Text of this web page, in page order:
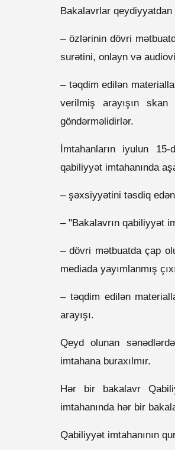
Bakalavrlar
– özlərinin dövri
surətini, onlayn və
– təqdim edilən
verilmiş arayışın
göndərməlidirlər.
İmtahanların iyulun
qabiliyyət imtahanında
– şəxsiyyətini təsdiq
– "Bakalavrın qabiliyyət
– dövri mətbuatda çap
mediada yayımlanmış
– təqdim edilən
arayışı.
Qeyd olunan
imtahana buraxılmır.
Hər bir bakalavr
imtahanında hər bir
Qabiliyyət imtahanının